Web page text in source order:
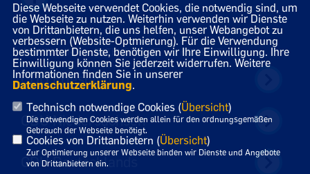
IMPRESSUM DATENSCHUTZ KONTAKT
CDU Friesland
CDU Niedersachsen
CDU Deutschlands
Diese Webseite verwendet Cookies, die notwendig sind, um
die Webseite zu nutzen. Weiterhin verwenden wir Dienste
von Drittanbietern, die uns helfen, unser Webangebot zu
verbessern (Website-Optmierung). Für die Verwendung
bestimmter Dienste, benötigen wir Ihre Einwilligung. Ihre
Einwilligung können Sie jederzeit widerrufen. Weitere
Informationen finden Sie in unserer
Datenschutzerklärung.
Technisch notwendige Cookies (Übersicht)
Die notwendigen Cookies werden allein für den ordnungsgemäßen
Gebrauch der Webseite benötigt.
Cookies von Drittanbietern (Übersicht)
Zur Optimierung unserer Webseite binden wir Dienste und Angebote
von Drittanbietern ein.